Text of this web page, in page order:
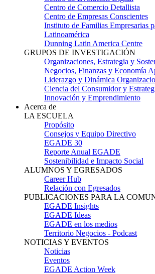
Centro de Comercio Detallista
Centro de Empresas Conscientes
Instituto de Familias Empresarias
Latinoamérica
Dunning Latin America Centre
GRUPOS DE INVESTIGACIÓN
Organizaciones, Estrategia y
Negocios, Finanzas y Economía
Liderazgo y Dinámica
Ciencia del Consumidor y
Innovación y Emprendimiento
Acerca de
LA ESCUELA
Propósito
Consejos y Equipo Directivo
EGADE 30
Reporte Anual EGADE
Sostenibilidad e Impacto Social
ALUMNOS Y EGRESADOS
Career Hub
Relación con Egresados
PUBLICACIONES PARA LA
EGADE Insights
EGADE Ideas
EGADE en los medios
Territorio Negocios - Podcast
NOTICIAS Y EVENTOS
Noticias
Eventos
EGADE Action Week